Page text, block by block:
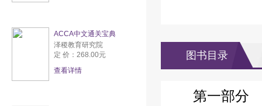
ACCA中文通关宝典
泽稷教育研究院
定 价：268.00元
查看详情
图书目录
第一部分